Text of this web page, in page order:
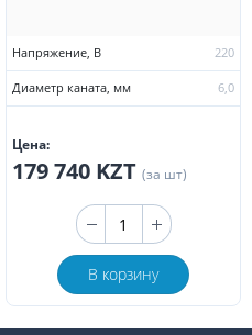
Напряжение, В 220
Диаметр каната, мм 6,0
Цена:
179 740 KZT (за шт)
В корзину